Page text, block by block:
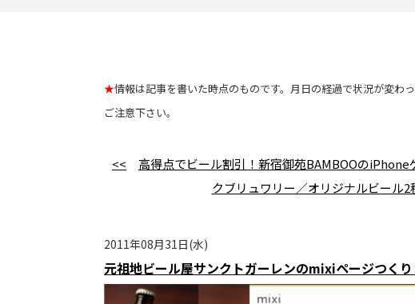
★情報は記事を書いた時点のものです。月日の経過で状況が変わ
ご注意下さい。
<< 高得点でビール割引！新宿御苑BAMBOOのiPhone
クブリュワリー／オリジナルビール
2011年08月31日(水)
元祖地ビール屋サンクトガーレンのmixiページつく